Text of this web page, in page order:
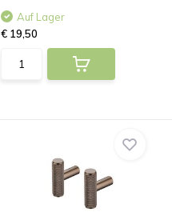
Auf Lager
€ 19,50